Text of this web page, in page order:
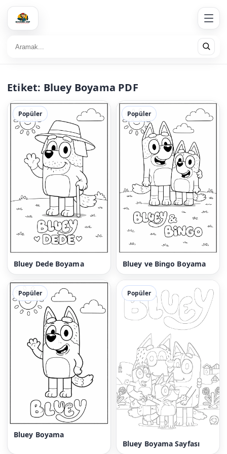
Etiket: Bluey Boyama PDF
Popüler
Bluey Dede Boyama
Popüler
Bluey ve Bingo Boyama
Popüler
Bluey Boyama
Popüler
Bluey Boyama Sayfası